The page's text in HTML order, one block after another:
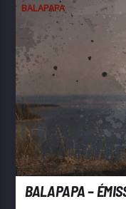
BALAPAPA
BALAPAPA –